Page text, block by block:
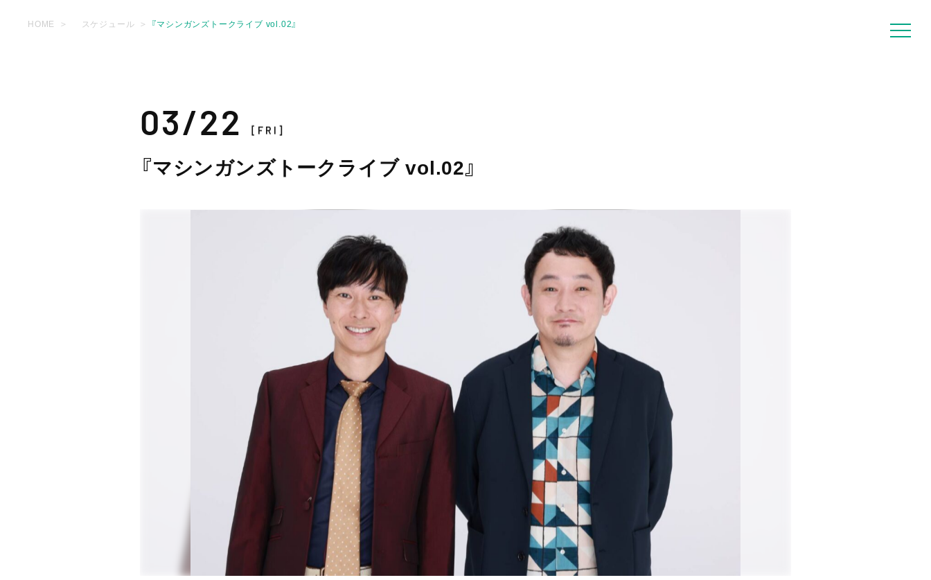
HOME スケジュール 『マシンガンズトークライブ vol.02』
03/22 [FRI]
『マシンガンズトークライブ vol.02』